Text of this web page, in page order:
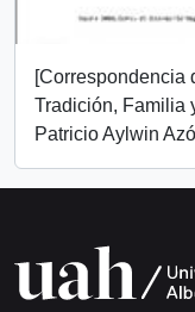
[Correspondencia
Tradición, Familia
Patricio Aylwin